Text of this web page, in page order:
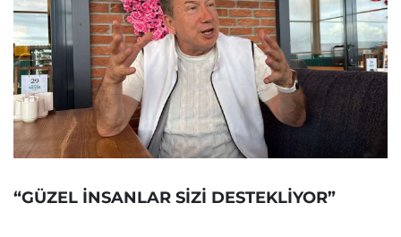
“GÜZEL İNSANLAR SİZİ DESTEKLİYOR”